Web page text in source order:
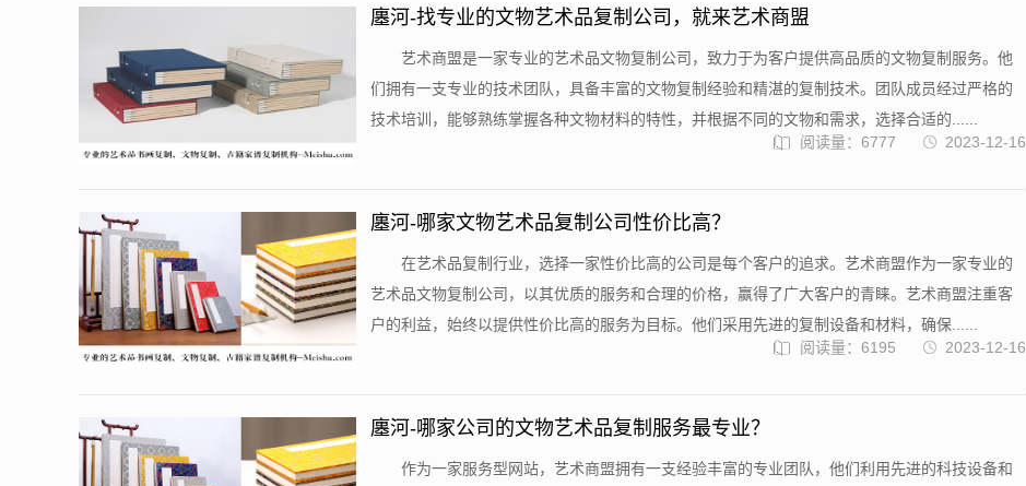
廛河-找专业的文物艺术品复制公司，就来艺术商盟
艺术商盟是一家专业的艺术品文物复制公司，致力于为客户提供高品质的文物复制服务。他
们拥有一支专业的技术团队，具备丰富的文物复制经验和精湛的复制技术。团队成员经过严格的
技术培训，能够熟练掌握各种文物材料的特性，并根据不同的文物和需求，选择合适的......
2023-12-16
阅读量：6777
廛河-哪家文物艺术品复制公司性价比高？
在艺术品复制行业，选择一家性价比高的公司是每个客户的追求。艺术商盟作为一家专业的
艺术品文物复制公司，以其优质的服务和合理的价格，赢得了广大客户的青睐。艺术商盟注重客
户的利益，始终以提供性价比高的服务为目标。他们采用先进的复制设备和材料，确保......
2023-12-16
阅读量：6195
廛河-哪家公司的文物艺术品复制服务最专业？
作为一家服务型网站，艺术商盟拥有一支经验丰富的专业团队，他们利用先进的科技设备和